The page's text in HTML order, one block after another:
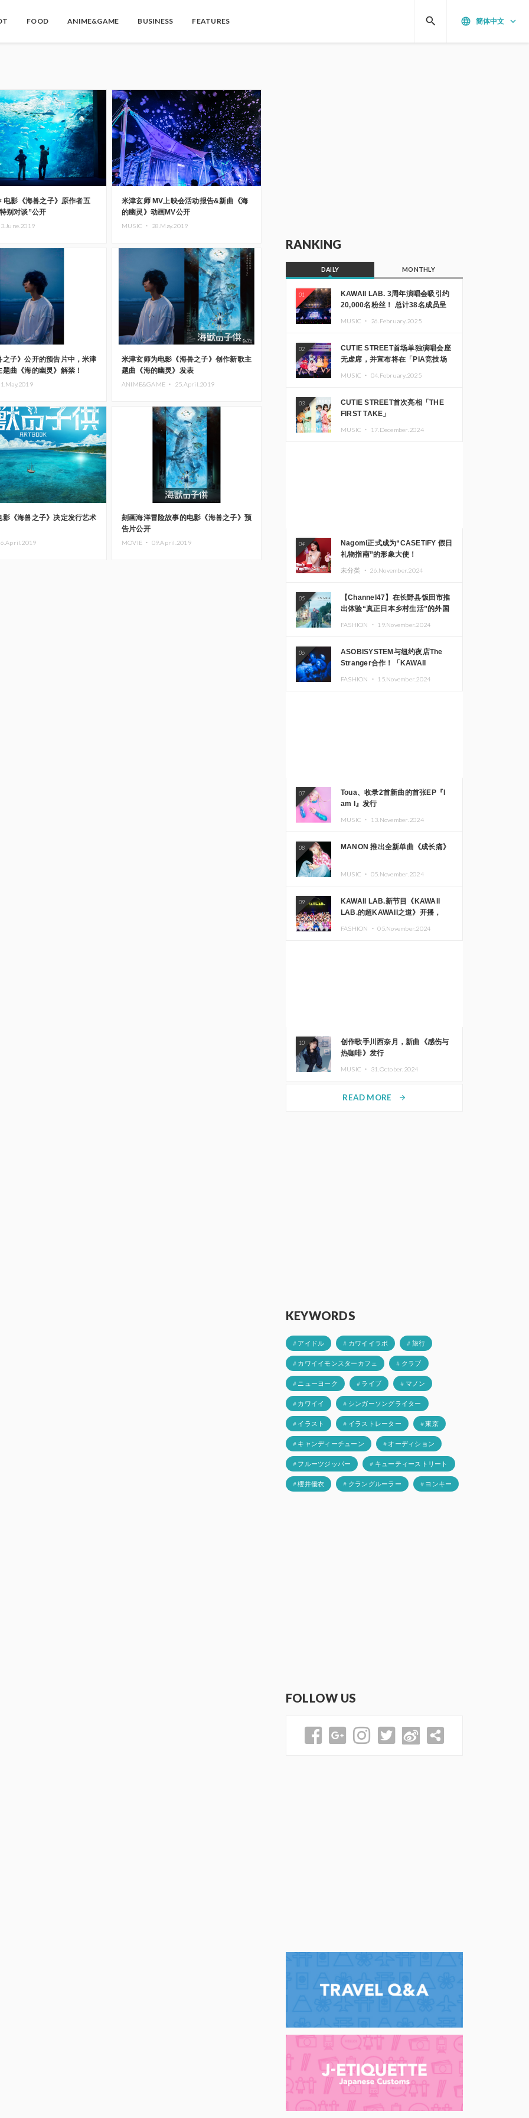
FOOD ANIME&GAME BUSINESS FEATURES language 簡体中文 keyboard_arrow_down
search
电影《海兽之子》原作者五
别对谈”公开
米津玄师 MV上映会活动报告&新曲《海
的幽灵》动画MV公开
MUSIC ・ 28.May.2019
之子》公开的预告片中，米津
曲《海的幽灵》解禁！
米津玄师为电影《海兽之子》创作新歌主
题曲《海的幽灵》发表
ANIME&GAME ・ 25.April.2019
影《海兽之子》决定发行艺术
刻画海洋冒险故事的电影《海兽之子》预
告片公开
MOVIE ・ 09.April.2019
RANKING
DAILY MONTHLY
01
KAWAII LAB. 3周年演唱会吸引约
20,000名粉丝！ 总计38名成员呈
MUSIC ・ 26.February.2025
02
CUTIE STREET首场单独演唱会座
无虚席，并宣布将在「PIA竞技场
MUSIC ・ 04.February.2025
03
CUTIE STREET首次亮相「THE
FIRST TAKE」
MUSIC ・ 17.December.2024
04
Nagomi正式成为“CASETiFY 假日
礼物指南”的形象大使！
未分类 ・ 26.November.2024
05
【Channel47】在长野县饭田市推
出体验“真正日本乡村生活”的外国
FASHION ・ 19.November.2024
06
ASOBISYSTEM与纽约夜店The
Stranger合作！「KAWAII
FASHION ・ 15.November.2024
07
Toua、收录2首新曲的首张EP『I
am I』发行
MUSIC ・ 13.November.2024
08 MANON 推出全新单曲《成长痛》
MUSIC ・ 05.November.2024
09
KAWAII LAB.新节目《KAWAII
LAB.的超KAWAII之道》开播，
FASHION ・05.November.2024
10
创作歌手川西奈月，新曲《感伤与
热咖啡》发行
MUSIC ・ 31.October.2024
READ MORE arrow_forward
KEYWORDS
# アイドル # カワイイラボ # 旅行
# カワイイモンスターカフェ # クラブ
# ニューヨーク # ライブ # マノン
# カワイイ # シンガーソングライター
# イラスト # イラストレーター # 東京
# キャンディーチューン # オーディション
# フルーツジッパー # キューティーストリート
# 櫻井優衣 # クラングルーラー # ヨンキー
FOLLOW US